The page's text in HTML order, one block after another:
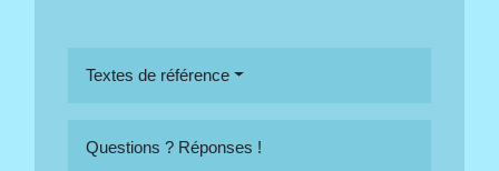
Textes de référence
Questions ? Réponses !